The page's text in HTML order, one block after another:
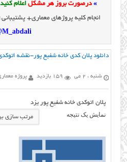
» درصورت بروز هر مشکل اعلام کنید
انجام کلیه پروژهای معماری+ پشتیبانی
M_abdali@
دانلود پلان کدی خانه شفیع پور-نقشه
شنبه ، 2 می 159 بازدید پروژه
پلان اتوکدی خانه شفیع پور یزد
نمایش یک نتیجه